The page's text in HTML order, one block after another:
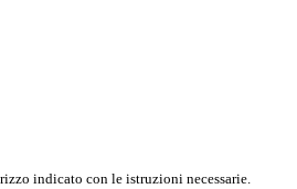
indicato con le istruzioni necessarie.